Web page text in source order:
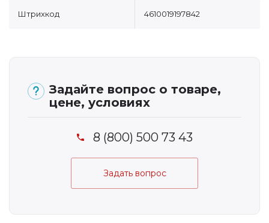
Штрихкод 4610019197842
Задайте вопрос о товаре,
цене, условиях
8 (800) 500 73 43
Задать вопрос